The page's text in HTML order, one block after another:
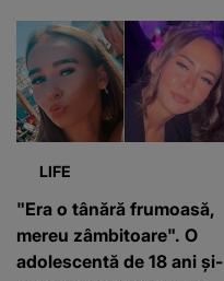
LIFE
"Era o tânără frumoasă,
mereu zâmbitoare". O
adolescentă de 18 ani și-